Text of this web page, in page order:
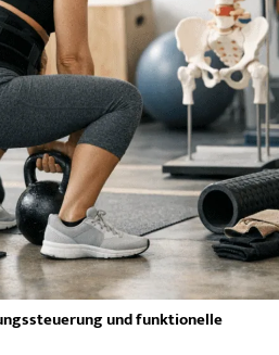
und funktionelle